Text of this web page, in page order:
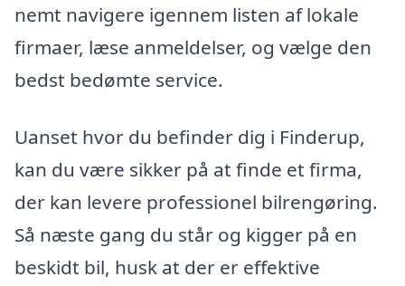
nemt navigere igennem listen af lokale
firmaer, læse anmeldelser, og vælge den
bedst bedømte service.
Uanset hvor du befinder dig i Finderup,
kan du være sikker på at finde et firma,
der kan levere professionel bilrengøring.
Så næste gang du står og kigger på en
beskidt bil, husk at der er effektive